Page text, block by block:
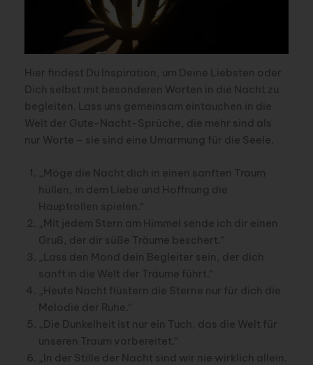
Hier findest Du Inspiration, um Deine Liebsten oder
Dich selbst mit besonderen Worten in die Nacht zu
begleiten. Lass uns gemeinsam eintauchen in die
Welt der Gute-Nacht-Sprüche, die mehr sind als
nur Worte – sie sind eine Umarmung für die Seele.
„Möge die Nacht dich in einen sanften Traum
hüllen, in dem Liebe und Hoffnung die
Hauptrollen spielen.“
„Mit jedem Stern am Himmel sende ich dir einen
Gruß, der dir süße Träume beschert.“
„Lass den Mond dein Begleiter sein, der dich
sanft in die Welt der Träume führt.“
„Heute Nacht flüstern die Sterne nur für dich die
Melodie der Ruhe.“
„Die Dunkelheit ist nur ein Tuch, das die Welt für
unseren Traum vorbereitet.“
„In der Stille der Nacht sind wir nie wirklich allein.